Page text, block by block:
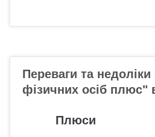
Переваги та
фізичних осіб плюс"
Плюси